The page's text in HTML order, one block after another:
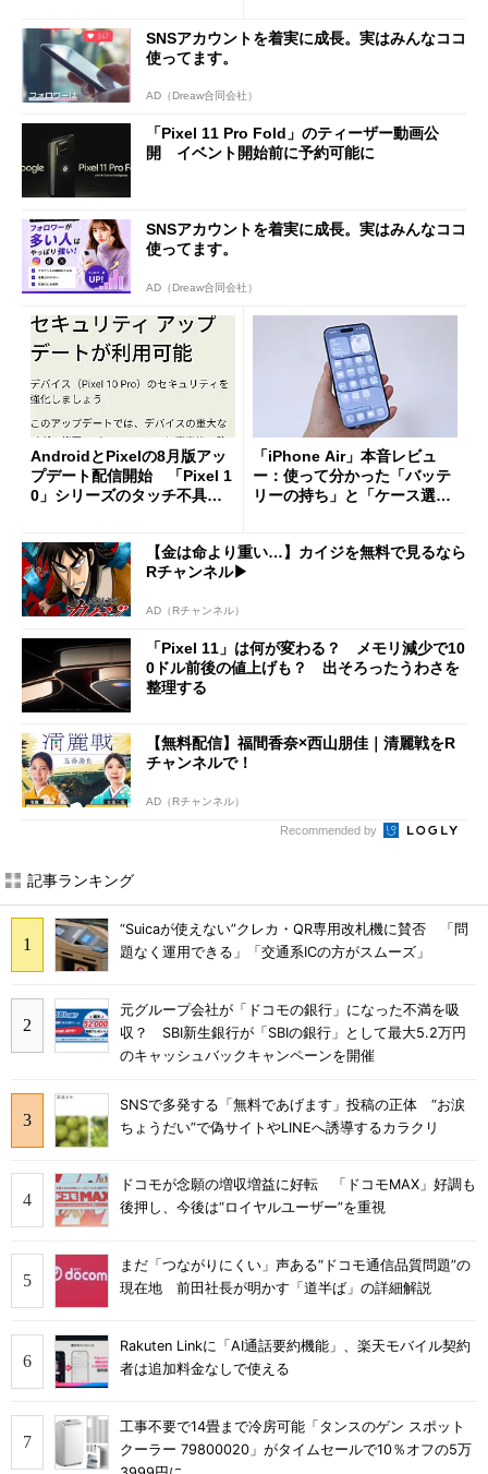
SNSアカウントを着実に成長。実はみんなココ
使ってます。
AD（Dreaw合同会社）
「Pixel 11 Pro Fold」のティーザー動画公
開 イベント開始前に予約可能に
SNSアカウントを着実に成長。実はみんなココ
使ってます。
AD（Dreaw合同会社）
AndroidとPixelの8月版アッ
プデート配信開始 「Pixel 1
0」シリーズのタッチ不具合
「iPhone Air」本音レビュ
ー：使って分かった「バッテ
リーの持ち」と「ケース選
【金は命より重い…】カイジを無料で見るなら
Rチャンネル▶︎
AD（Rチャンネル）
「Pixel 11」は何が変わる？ メモリ減少で10
0ドル前後の値上げも？ 出そろったうわさを
整理する
【無料配信】福間香奈×西山朋佳｜清麗戦をR
チャンネルで！
AD（Rチャンネル）
Recommended by
記事ランキング
“Suicaが使えない”クレカ・QR専用改札機に賛否 「問
題なく運用できる」「交通系ICの方がスムーズ」
元グループ会社が「ドコモの銀行」になった不満を吸
収？ SBI新生銀行が「SBIの銀行」として最大5.2万円
のキャッシュバックキャンペーンを開催
SNSで多発する「無料であげます」投稿の正体 “お涙
ちょうだい”で偽サイトやLINEへ誘導するカラクリ
ドコモが念願の増収増益に好転 「ドコモMAX」好調も
後押し、今後は“ロイヤルユーザー”を重視
まだ「つながりにくい」声ある“ドコモ通信品質問題”の
現在地 前田社長が明かす「道半ば」の詳細解説
Rakuten Linkに「AI通話要約機能」、楽天モバイル契約
者は追加料金なしで使える
工事不要で14畳まで冷房可能「タンスのゲン スポット
クーラー 79800020」がタイムセールで10％オフの5万